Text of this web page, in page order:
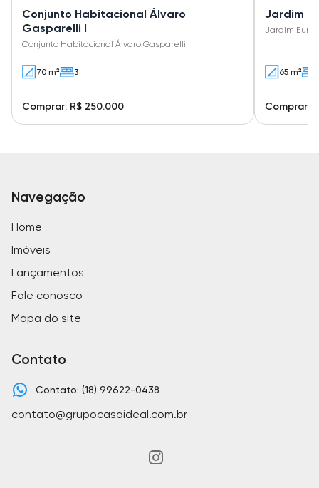
Conjunto Habitacional Álvaro
Gasparelli I
Conjunto Habitacional Álvaro Gasparelli I
70 m² 3
Comprar: R$ 250.000
Jardim
Jardim
65 m²
Comprar:
Navegação
Home
Imóveis
Lançamentos
Fale conosco
Mapa do site
Contato
Contato: (18) 99622-0438
contato@grupocasaideal.com.br